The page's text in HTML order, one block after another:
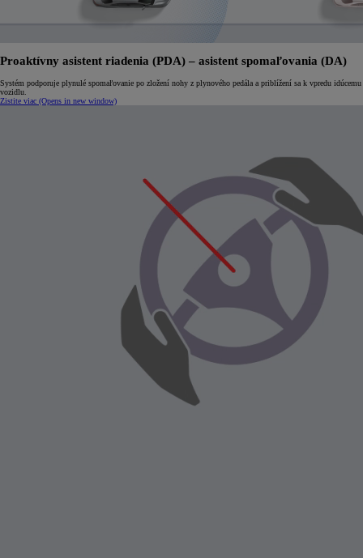
Proaktívny asistent riadenia (PDA) – asistent spomaľovania (DA)
Systém podporuje plynulé spomaľovanie po zložení nohy z plynového pedála a priblížení sa k vpredu idúcemu
vozidlu.
Zistite viac (Opens in new window)